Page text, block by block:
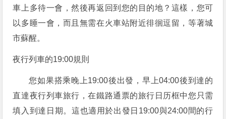
車上多待一會，然後再返回到您的目的地？這樣，您可
以多睡一會，而且無需在火車站附近徘徊逗留，等著城
市蘇醒。
夜行列車的19:00規則
您如果搭乘晚上19:00後出發，早上04:00後到達的
直達夜行列車旅行，在鐵路通票的旅行日历框中您只需
填入到達日期。這也適用於出發日19:00與24:00間的行